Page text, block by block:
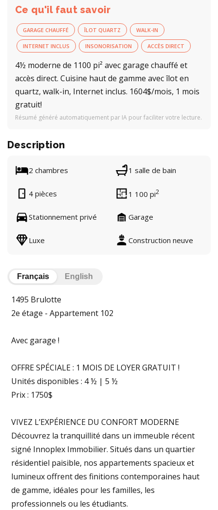
Ce qu'il faut savoir
GARAGE CHAUFFÉ ÎLOT QUARTZ WALK-IN
INTERNET INCLUS INSONORISATION ACCÈS DIRECT
4½ moderne de 1100 pi² avec garage chauffé et
accès direct. Cuisine haut de gamme avec îlot en
quartz, walk-in, Internet inclus. 1604$/mois, 1 mois
gratuit!
Résumé généré automatiquement par IA pour faciliter votre lecture.
Description
2 chambres 1 salle de bain
4 pièces 1 100 pi2
Stationnement privé Garage
Luxe Construction neuve
Français English
1495 Brulotte
2e étage - Appartement 102
Avec garage !
OFFRE SPÉCIALE : 1 MOIS DE LOYER GRATUIT !
Unités disponibles : 4 ½ | 5 ½
Prix : 1750$
VIVEZ L’EXPÉRIENCE DU CONFORT MODERNE
Découvrez la tranquillité dans un immeuble récent
signé Innoplex Immobilier. Situés dans un quartier
résidentiel paisible, nos appartements spacieux et
lumineux offrent des finitions contemporaines haut
de gamme, idéales pour les familles, les
professionnels ou les étudiants.